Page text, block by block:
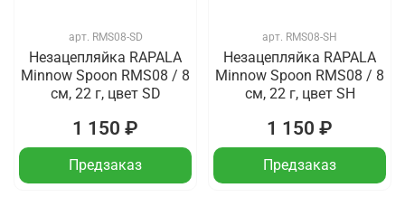
арт. RMS08-SD
Незацепляйка RAPALA
Minnow Spoon RMS08 / 8
см, 22 г, цвет SD
1 150 ₽
Предзаказ
арт. RMS08-SH
Незацепляйка RAPALA
Minnow Spoon RMS08 / 8
см, 22 г, цвет SH
1 150 ₽
Предзаказ